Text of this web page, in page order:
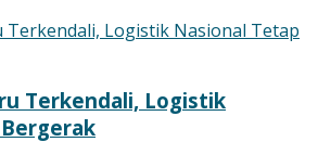
Terkendali, Logistik